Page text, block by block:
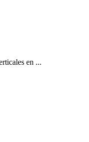
en ...